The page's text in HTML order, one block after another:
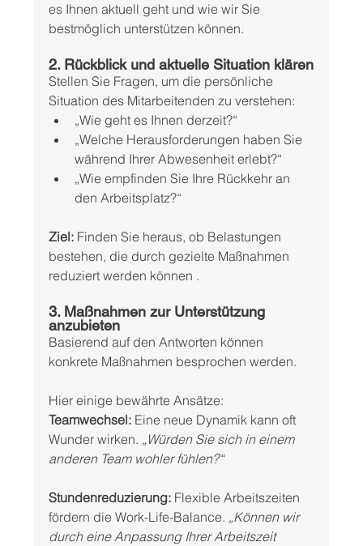
es Ihnen aktuell geht und wie wir Sie
bestmöglich unterstützen können.
2. Rückblick und aktuelle Situation klären
Stellen Sie Fragen, um die persönliche
Situation des Mitarbeitenden zu verstehen:
„Wie geht es Ihnen derzeit?“
„Welche Herausforderungen haben Sie
während Ihrer Abwesenheit erlebt?“
„Wie empfinden Sie Ihre Rückkehr an
den Arbeitsplatz?“
Ziel: Finden Sie heraus, ob Belastungen
bestehen, die durch gezielte Maßnahmen
reduziert werden können .
3. Maßnahmen zur Unterstützung
anzubieten
Basierend auf den Antworten können
konkrete Maßnahmen besprochen werden.
Hier einige bewährte Ansätze:
Teamwechsel: Eine neue Dynamik kann oft
Wunder wirken. „Würden Sie sich in einem
anderen Team wohler fühlen?“
Stundenreduzierung: Flexible Arbeitszeiten
fördern die Work-Life-Balance. „Können wir
durch eine Anpassung Ihrer Arbeitszeit